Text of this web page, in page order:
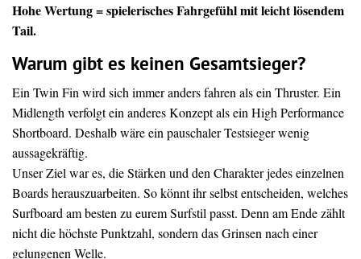
Hohe Wertung = spielerisches Fahrgefühl mit leicht lösendem
Tail.
Warum gibt es keinen Gesamtsieger?
Ein Twin Fin wird sich immer anders fahren als ein Thruster. Ein
Midlength verfolgt ein anderes Konzept als ein High Performance
Shortboard. Deshalb wäre ein pauschaler Testsieger wenig
aussagekräftig.
Unser Ziel war es, die Stärken und den Charakter jedes einzelnen
Boards herauszuarbeiten. So könnt ihr selbst entscheiden, welches
Surfboard am besten zu eurem Surfstil passt. Denn am Ende zählt
nicht die höchste Punktzahl, sondern das Grinsen nach einer
gelungenen Welle.